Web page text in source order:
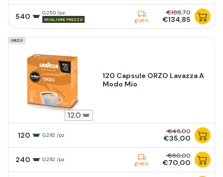
540 0,250 /pz
MIGLIORE PREZZO gratis
€188,70
€134,85
ORZO
120
120 Capsule ORZO Lavazza A
Modo Mio
120 0,292 /pz €45,00
€35,00
240 0,292 /pz
gratis
€90,00
€70,00